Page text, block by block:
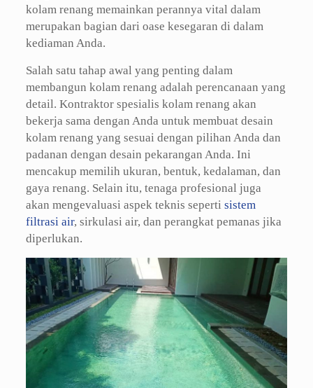
kolam renang memainkan perannya vital dalam
merupakan bagian dari oase kesegaran di dalam
kediaman Anda.
Salah satu tahap awal yang penting dalam
membangun kolam renang adalah perencanaan yang
detail. Kontraktor spesialis kolam renang akan
bekerja sama dengan Anda untuk membuat desain
kolam renang yang sesuai dengan pilihan Anda dan
padanan dengan desain pekarangan Anda. Ini
mencakup memilih ukuran, bentuk, kedalaman, dan
gaya renang. Selain itu, tenaga profesional juga
akan mengevaluasi aspek teknis seperti sistem
filtrasi air, sirkulasi air, dan perangkat pemanas jika
diperlukan.